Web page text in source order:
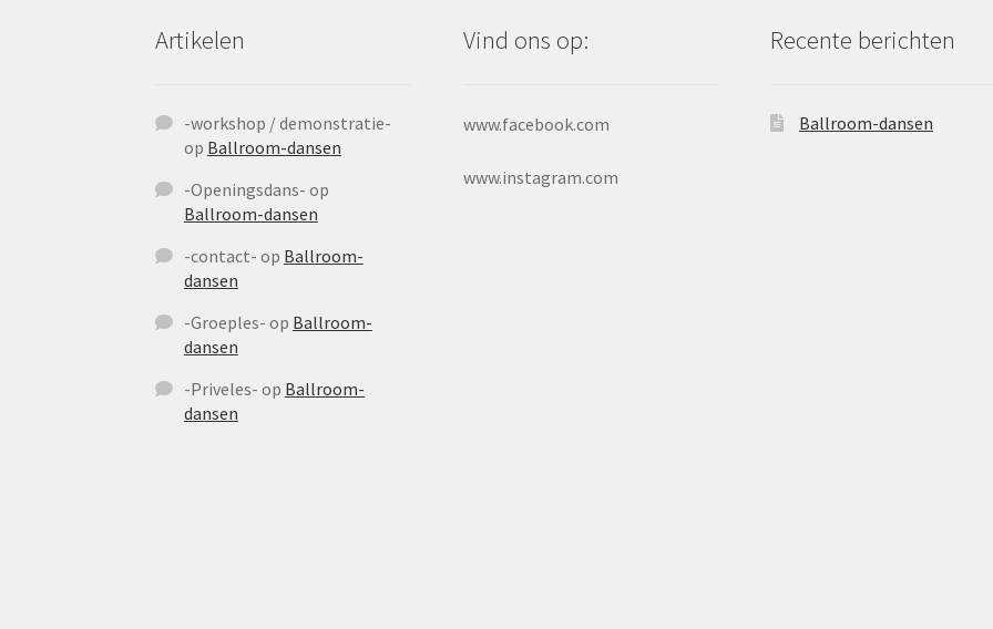
Artikelen
-workshop / demonstratie-
op Ballroom-dansen
-Openingsdans- op
Ballroom-dansen
-contact- op Ballroom-
dansen
-Groeples- op Ballroom-
dansen
-Priveles- op Ballroom-
dansen
Vind ons op:
www.facebook.com
www.instagram.com
Recente berichten
Ballroom-dansen